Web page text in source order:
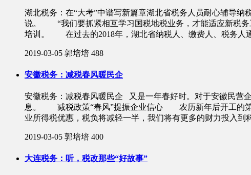
湖北税务：在“大考”中谱写新篇章湖北省税务人员耐心辅导
说。 “我们要抓紧相互学习国税地税业务，才能适应新税务
培训。 在过去的2018年，湖北省纳税人、缴费人、税务人
2019-03-05 郭培培 488
安徽税务：减税春风暖民企
安徽税务：减税春风暖民企 又是一年春好时。对于安徽民营
息。 减税政策“春风”提振企业信心 农历新年后开工的第一
业所得税优惠，税负将减轻一半，我们将有更多的财力投入到
2019-03-05 郭培培 400
大连税务：听，税改那些“好故事”